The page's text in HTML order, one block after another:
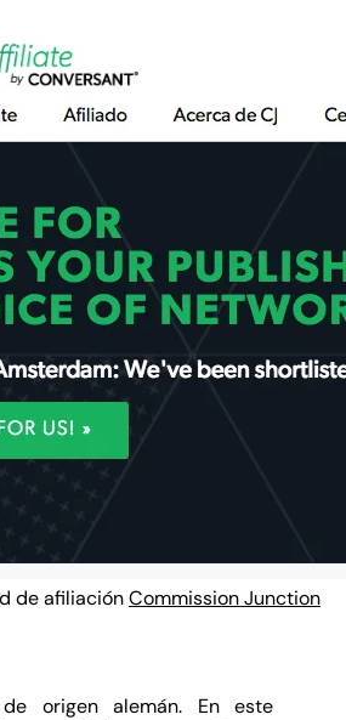
de afiliaciónCommission Junction
origen alemán. En este